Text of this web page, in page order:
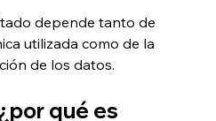
depende tanto de
utilizada como de la
de los datos.
qué es